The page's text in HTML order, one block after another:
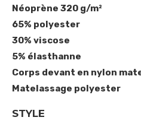
Néoprène 320 g/m²
65% polyester
30% viscose
5% élasthanne
Corps devant en nylon
Matelassage polyester
STYLE